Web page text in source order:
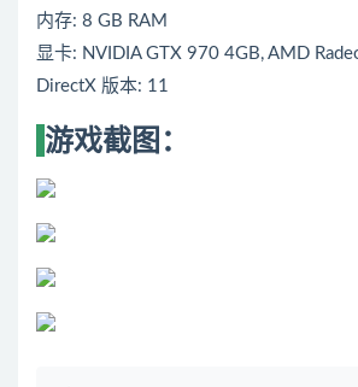
内存: 8 GB RAM
显卡: NVIDIA GTX 970 4GB, AMD
DirectX 版本: 11
游戏截图：